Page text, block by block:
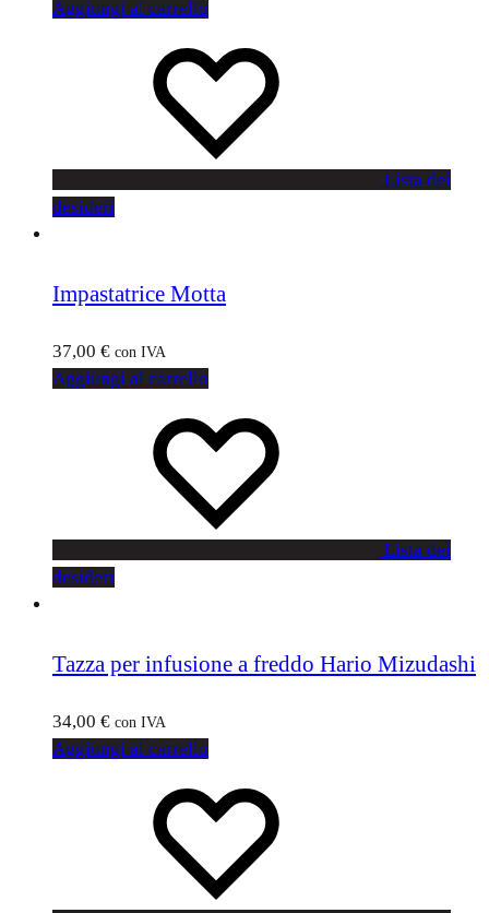
Aggiungi al carrello
Lista dei
desideri
Impastatrice Motta
37,00 € con IVA
Aggiungi al carrello
Lista dei
desideri
Tazza per infusione a freddo Hario Mizudashi
34,00 € con IVA
Aggiungi al carrello